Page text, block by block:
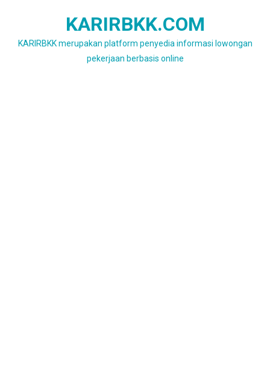
KARIRBKK.COM
KARIRBKK merupakan platform penyedia informasi lowongan
pekerjaan berbasis online